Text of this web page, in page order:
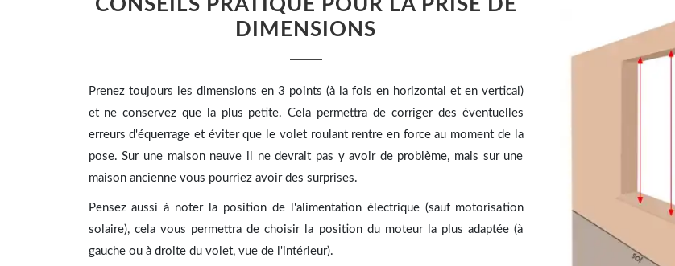
CONSEILS PRATIQUE POUR LA PRISE DE
DIMENSIONS
Prenez toujours les dimensions en 3 points (à la fois en horizontal et en vertical)
et ne conservez que la plus petite. Cela permettra de corriger des éventuelles
erreurs d'équerrage et éviter que le volet roulant rentre en force au moment de la
pose. Sur une maison neuve il ne devrait pas y avoir de problème, mais sur une
maison ancienne vous pourriez avoir des surprises.
Pensez aussi à noter la position de l'alimentation électrique (sauf motorisation
solaire), cela vous permettra de choisir la position du moteur la plus adaptée (à
gauche ou à droite du volet, vue de l'intérieur).